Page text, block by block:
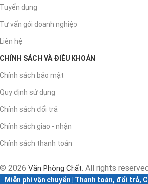
Tuyển dụng
Tư vấn gói doanh nghiệp
Liên hệ
CHÍNH SÁCH VÀ ĐIỀU KHOẢN
Chính sách bảo mật
Quy định sử dụng
Chính sách đổi trả
Chính sách giao - nhận
Chính sách thanh toán
© 2026 Văn Phòng Chất . All rights reserved
Miễn phí vận chuyển | Thanh toán, đổi trả,